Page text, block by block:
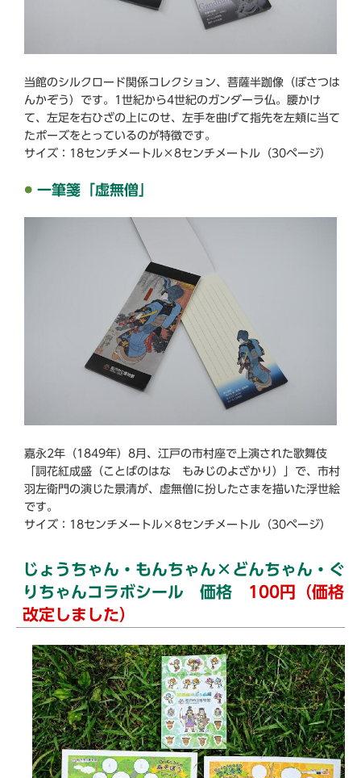
当館のシルクロード関係コレクション、菩薩半跏像（ぼさつは
んかぞう）です。1世紀から4世紀のガンダーラ仏。腰かけ
て、左足を右ひざの上にのせ、左手を曲げて指先を左頬に当て
たポーズをとっているのが特徴です。
サイズ：18センチメートル×8センチメートル（30ページ）
一筆箋「虚無僧」
嘉永2年（1849年）8月、江戸の市村座で上演された歌舞伎
「詞花紅成盛（ことばのはな もみじのよざかり）」で、市村
羽左衛門の演じた景清が、虚無僧に扮したさまを描いた浮世絵
です。
サイズ：18センチメートル×8センチメートル（30ページ）
じょうちゃん・もんちゃん×どんちゃん・ぐ
りちゃんコラボシール 価格 100円（価格
改定しました）